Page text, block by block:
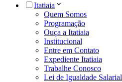
Itatiaia
Quem Somos
Programação
Ouça a Itatiaia
Institucional
Entre em Contato
Expediente Itatiaia
Trabalhe Conosco
Lei de Igualdade Salarial